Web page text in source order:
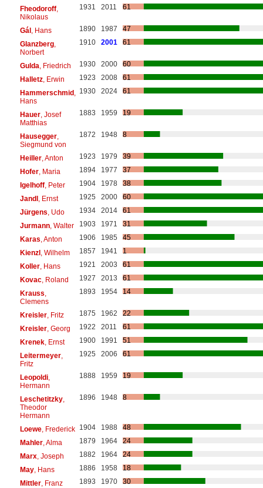
Fheodoroff,
Nikolaus
1931 2011 61
Gál, Hans 1890 1987
47
Glanzberg,
Norbert
1910 2001 61
Gulda , Friedrich 1930 2000
60
Halletz, Erwin 1923 2008
61
Hammerschmid,
Hans
1930 2024 61
Hauer, Josef
Matthias
1883 1959 19
Hausegger,
Siegmund von
1872 1948 8
Heiller, Anton 1923 1979
39
Hofer, Maria 1894 1977
37
Igelhoff, Peter 1904 1978
38
Jandl, Ernst 1925 2000
60
Jürgens , Udo 1934 2014
61
Jurmann, Walter 1903 1971
31
Karas , Anton 1906 1985
45
Kienzl, Wilhelm 1857 1941
1
Koller, Hans 1921 2003
61
Kovac, Roland 1927 2013
61
Krauss
Clemens
1893 1954 14
Kreisler, Fritz 1875 1962
22
Kreisler, Georg 1922 2011
61
Krenek, Ernst 1900 1991
51
Leitermeyer,
Fritz
1925 2006 61
Leopoldi,
Hermann
1888 1959 19
Leschetitzky,
Theodor
Hermann
1896 1948 8
Loewe, Frederick 1904 1988
48
Mahler, Alma 1879 1964
24
Marx, Joseph 1882 1964
24
May, Hans 1886 1958
18
Mittler, Franz 1893 1970
30